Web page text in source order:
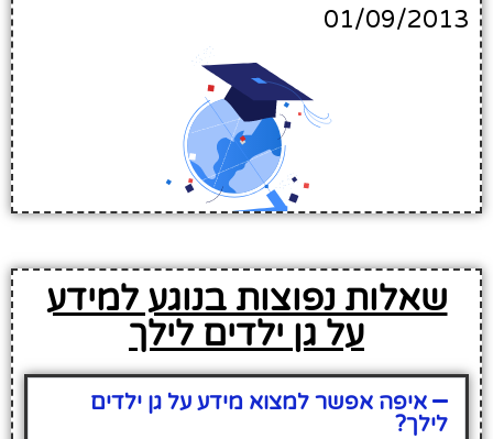
01/09/2013
שאלות נפוצות בנוגע למידע
על גן ילדים לילך
איפה אפשר למצוא מידע על גן ילדים
לילך?